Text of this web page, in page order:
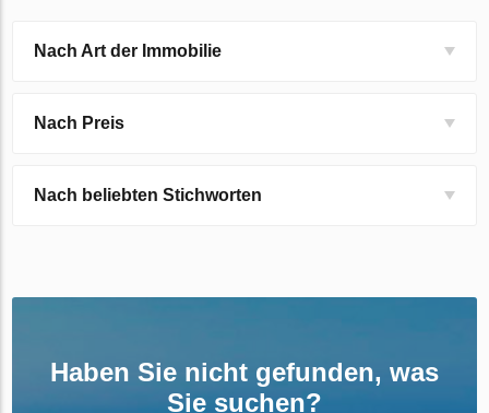
Nach Art der Immobilie
Nach Preis
Nach beliebten Stichworten
Haben Sie nicht gefunden, was
Sie suchen?